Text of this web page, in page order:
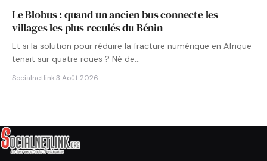
Le Blobus : quand un ancien bus connecte les
villages les plus reculés du Bénin
Et si la solution pour réduire la fracture numérique en Afrique
tenait sur quatre roues ? Né de…
Socialnetlink·3 Août 2026